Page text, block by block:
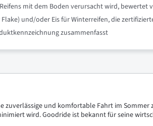
mit dem Boden verursacht wird, bewertet
und/oder Eis für Winterreifen, die
zusammenfasst
zuverlässige und komfortable Fahrt im
wird. Goodride ist bekannt für seine